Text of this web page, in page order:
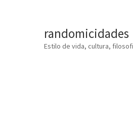
randomicidades
Estilo de vida, cultura,